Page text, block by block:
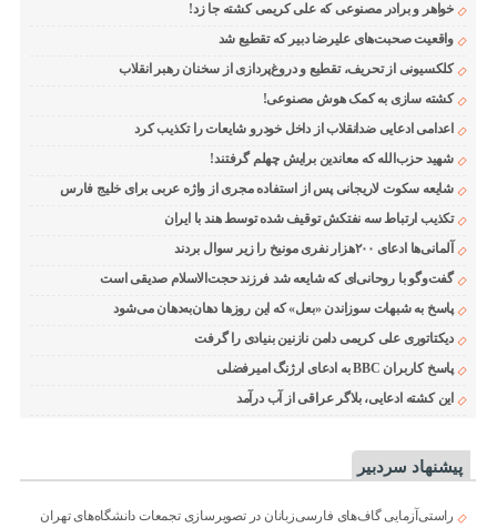
خواهر و برادر مصنوعی که علی کریمی کشته جا زد!
واقعیت صحبت‌های علیرضا دبیر که تقطیع شد
کلکسیونی از تحریف، تقطیع و دروغ‌پردازی از سخنان رهبر انقلاب
کشته سازی به کمک هوش مصنوعی!
اعدامی ادعایی ضدانقلاب از داخل خودرو شایعات را تکذیب کرد
شهید حزب‌الله که معاندین برایش چهلم گرفتند!
شایعه سکوت لاریجانی پس از استفاده مجری از واژه عربی برای خلیج فارس
تکذیب ارتباط سه نفتکش توقیف شده توسط هند با ایران
آلمانی‌ها ادعای ۲۰۰هزار نفری مونیخ را زیر سوال بردند
گفت‌وگو با روحانی‌ای که شایعه شد فرزند حجت‌الاسلام صدیقی است
پاسخ به شبهات سوزاندن «بعل» که این روزها دهان‌به‌دهان می‌شود
دیکتاتوری علی کریمی دامن نازنین بنیادی را گرفت
پاسخ کاربران BBC به ادعای ارژنگ امیرفضلی
این کشته ادعایی، بلاگر عراقی از آب درآمد
پیشنهاد سردبیر
راستی‌آزمایی گاف‌های فارسی‌زبانان در تصویرسازی تجمعات دانشگاه‌های تهران